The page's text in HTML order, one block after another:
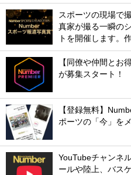
スポーツの現場で
真家が撮る一瞬の
トを開催します。
【同僚や仲間とお
が募集スタート！
【登録無料】
ポーツの「今」を
YouTubeチャンネ
ールや陸上、バス